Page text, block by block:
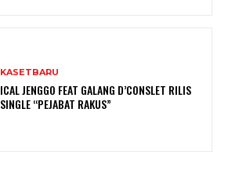
KASETBARU
ICAL JENGGO FEAT GALANG D’CONSLET RILIS
SINGLE “PEJABAT RAKUS”